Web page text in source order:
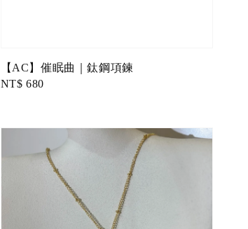
【AC】催眠曲｜鈦鋼項鍊
Regular
NT$ 680